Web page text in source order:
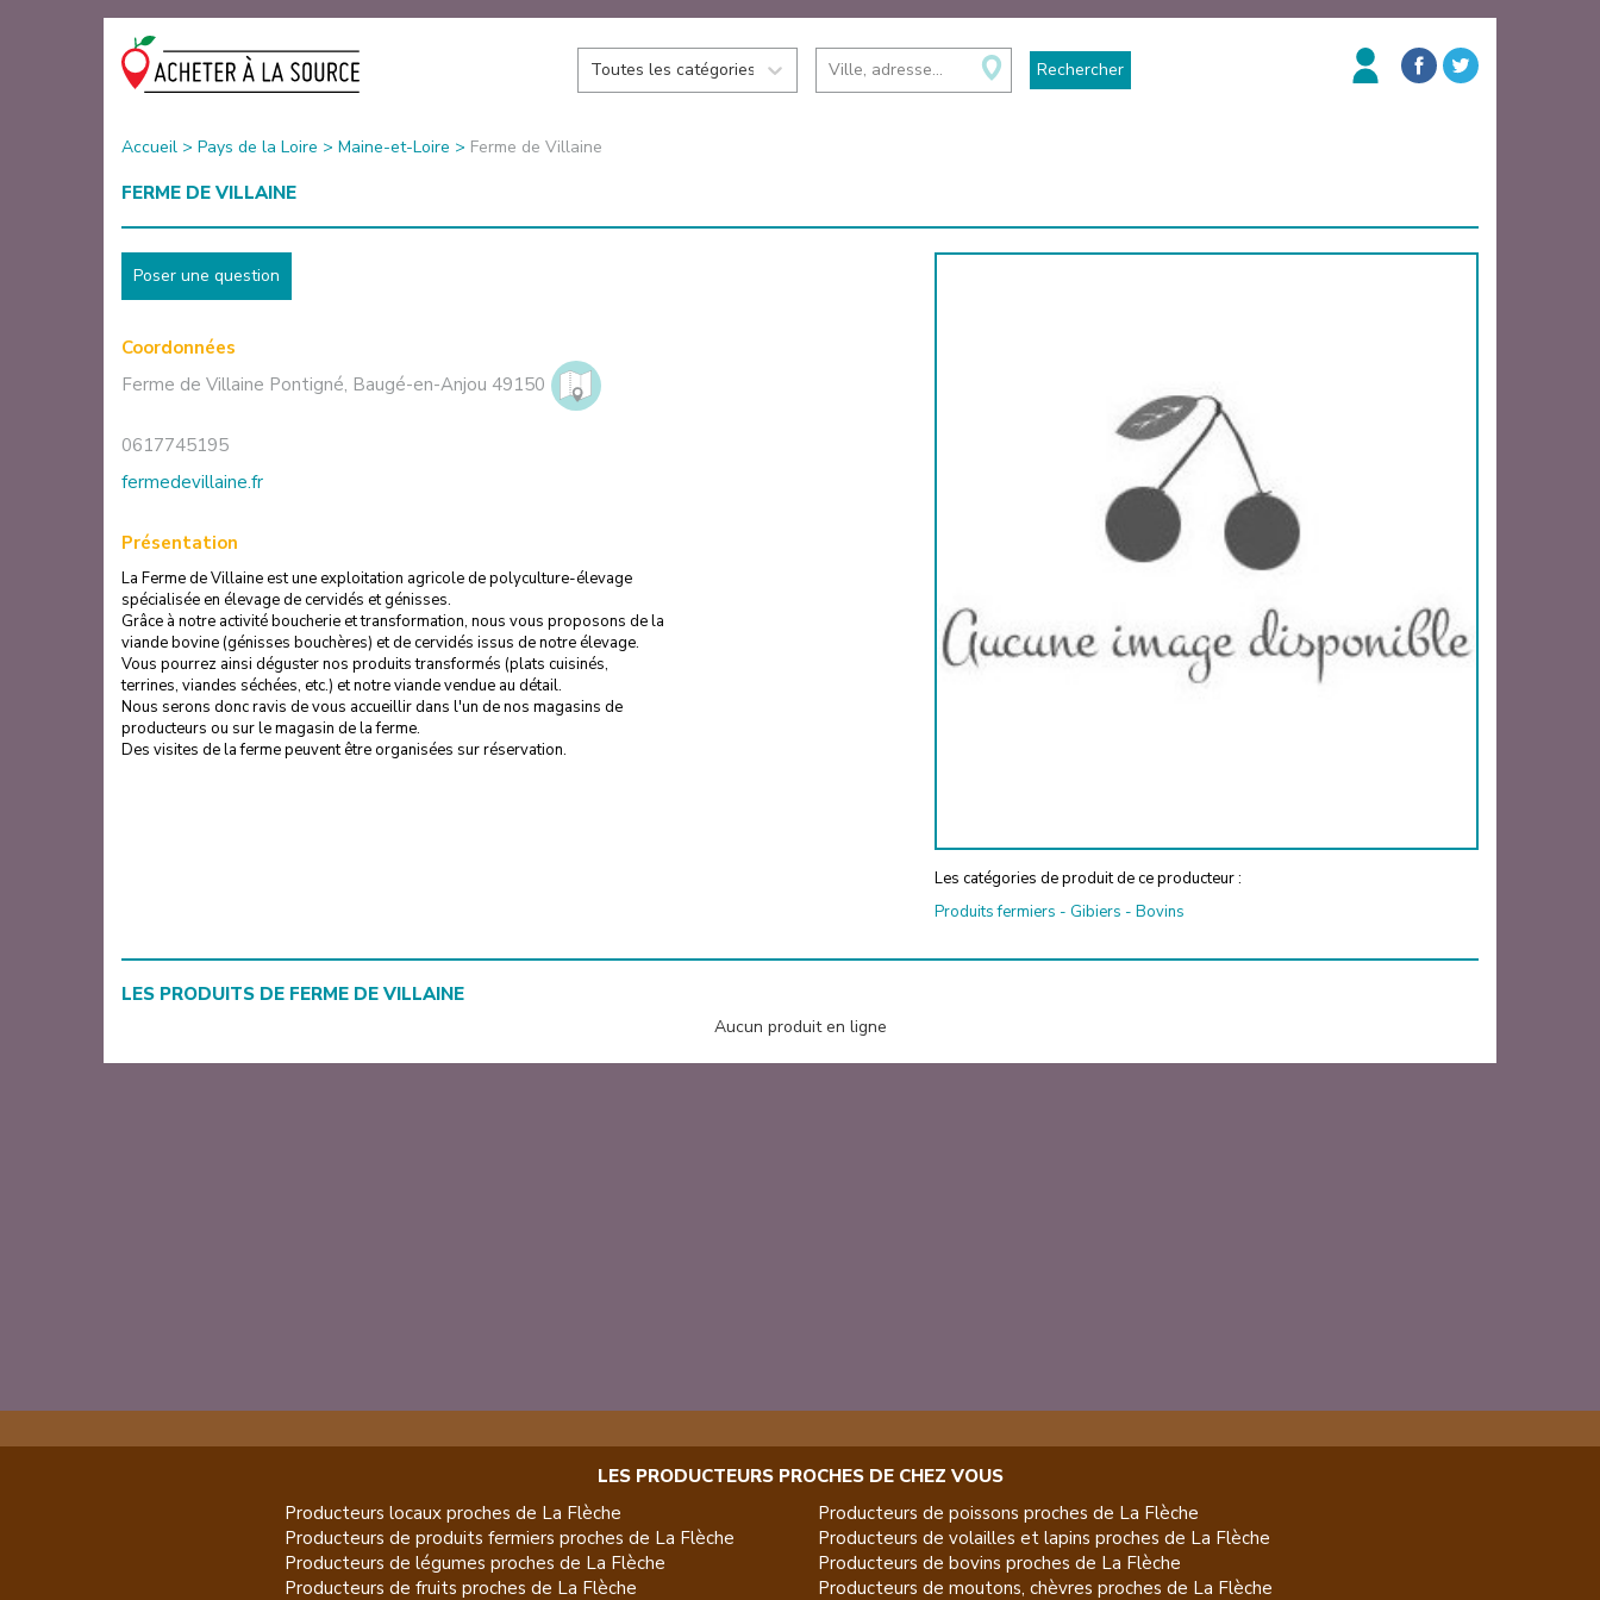
Toutes les catégories Ville, adresse... Rechercher
Accueil > Pays de la Loire > Maine-et-Loire > Ferme de Villaine
FERME DE VILLAINE
Poser une question
Coordonnées
Ferme de Villaine Pontigné, Baugé-en-Anjou 49150
0617745195
fermedevillaine.fr
Présentation
La Ferme de Villaine est une exploitation agricole de polyculture-élevage
spécialisée en élevage de cervidés et génisses.
Grâce à notre activité boucherie et transformation, nous vous proposons de la
viande bovine (génisses bouchères) et de cervidés issus de notre élevage.
Vous pourrez ainsi déguster nos produits transformés (plats cuisinés,
terrines, viandes séchées, etc.) et notre viande vendue au détail.
Nous serons donc ravis de vous accueillir dans l'un de nos magasins de
producteurs ou sur le magasin de la ferme.
Des visites de la ferme peuvent être organisées sur réservation.
Les catégories de produit de ce producteur :
Produits fermiers - Gibiers - Bovins
LES PRODUITS DE FERME DE VILLAINE
Aucun produit en ligne
LES PRODUCTEURS PROCHES DE CHEZ VOUS
Producteurs locaux proches de La Flèche
Producteurs de produits fermiers proches de La Flèche
Producteurs de légumes proches de La Flèche
Producteurs de fruits proches de La Flèche
Producteurs de poissons proches de La Flèche
Producteurs de volailles et lapins proches de La Flèche
Producteurs de bovins proches de La Flèche
Producteurs de moutons, chèvres proches de La Flèche